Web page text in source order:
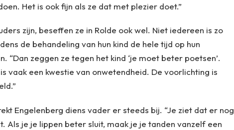
Het is ook fijn als ze dat met plezier doet.”
zijn, beseffen ze in Rolde ook wel. Niet iedereen is zo
de behandeling van hun kind de hele tijd op hun
“Dan zeggen ze tegen het kind ‘je moet beter poetsen’.
vaak een kwestie van onwetendheid. De voorlichting is
Engelenberg diens vader er steeds bij. “Je ziet dat er nog
Als je je lippen beter sluit, maak je je tanden vanzelf een